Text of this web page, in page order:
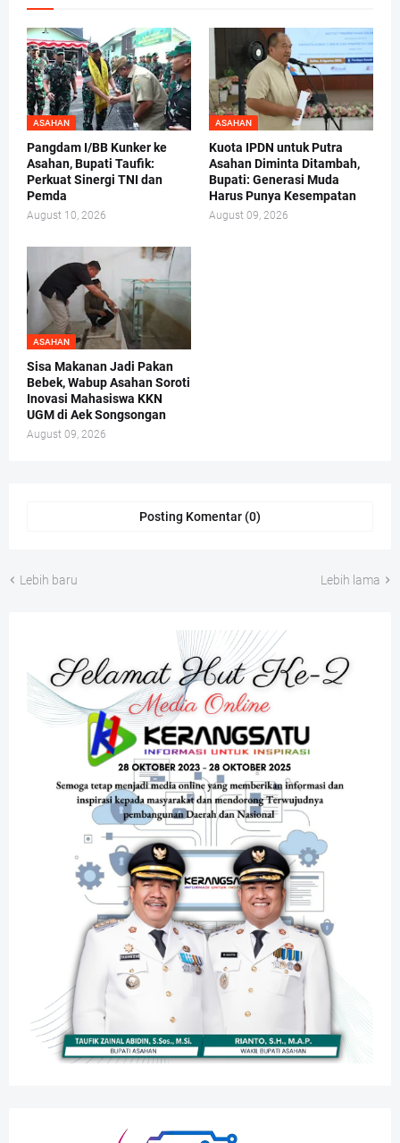
ASAHAN
Pangdam I/BB Kunker ke
Asahan, Bupati Taufik:
Perkuat Sinergi TNI dan
Pemda
August 10, 2026
ASAHAN
Kuota IPDN untuk Putra
Asahan Diminta Ditambah,
Bupati: Generasi Muda
Harus Punya Kesempatan
August 09, 2026
ASAHAN
Sisa Makanan Jadi Pakan
Bebek, Wabup Asahan Soroti
Inovasi Mahasiswa KKN
UGM di Aek Songsongan
August 09, 2026
Posting Komentar (0)
Lebih baru Lebih lama